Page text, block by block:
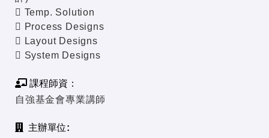
 Temp. Solution
 Process Designs
 Layout Designs
 System Designs
課程師資：
自強基金會專業講師
主辦單位: